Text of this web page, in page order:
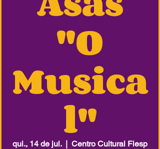
"O
Musica
l"
qui., 14 de jul.
  |
Centro Cultural Fiesp